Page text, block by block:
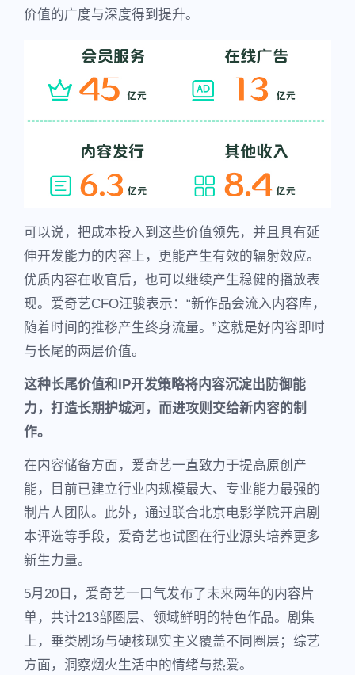
价值的广度与深度得到提升。
可以说，把成本投入到这些价值领先，并且具有延
伸开发能力的内容上，更能产生有效的辐射效应。
优质内容在收官后，也可以继续产生稳健的播放表
现。爱奇艺CFO汪骏表示：“新作品会流入内容库，
随着时间的推移产生终身流量。”这就是好内容即时
与长尾的两层价值。
这种长尾价值和IP开发策略将内容沉淀出防御能
力，打造长期护城河，而进攻则交给新内容的制
作。
在内容储备方面，爱奇艺一直致力于提高原创产
能，目前已建立行业内规模最大、专业能力最强的
制片人团队。此外，通过联合北京电影学院开启剧
本评选等手段，爱奇艺也试图在行业源头培养更多
新生力量。
5月20日，爱奇艺一口气发布了未来两年的内容片
单，共计213部圈层、领域鲜明的特色作品。剧集
上，垂类剧场与硬核现实主义覆盖不同圈层；综艺
方面，洞察烟火生活中的情绪与热爱。